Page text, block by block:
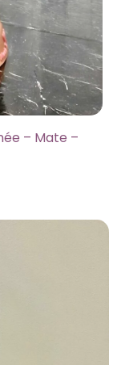
– Mate –